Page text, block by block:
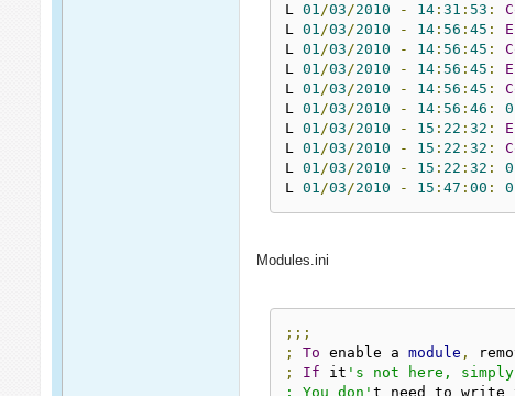
L 01/03/2010 - 14 :31 : 53 :
L 01/03/2010 - 14 : 56 :45 :
L 01/03/2010 - 14 : 56 :45 :
L 01/03/2010 - 14 : 56 :45 :
L 01/03/2010 - 14 : 56 :45 :
L 01/03/2010 - 14 : 56 :46 :
L 01/03/2010 - 15 : 22 :32 :
L 01/03/2010 - 15 : 22 :32 :
L 01/03/2010 - 15 : 22 :32 :
L 01/03/2010 - 15 :47 :00 :
Modules.ini
;;;
;
To enable a module ,
;
If it 's not here,
; You don't need to write